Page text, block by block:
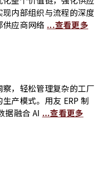
内部组织与流程的深度
应商网络 ...查看更多
，轻松管理复杂的工厂
产模式。用友 ERP 制
据融合 AI ...查看更多